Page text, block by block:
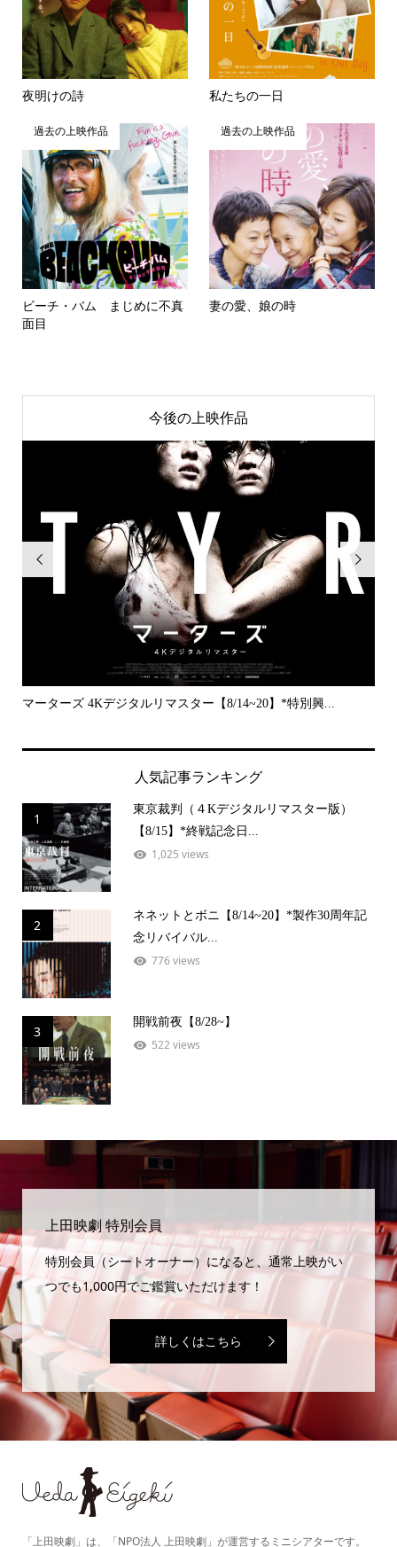
夜明けの詩 私たちの一日
過去の上映作品
ビーチ・バム まじめに不真
面目
過去の上映作品
妻の愛、娘の時
今後の上映作品

マーターズ 4Kデジタルリマスター【8/14~20】*特別興...

人気記事ランキング
1
東京裁判（４Kデジタルリマスター版）
【8/15】*終戦記念日...
1,025 views
2
ネネットとボニ【8/14~20】*製作30周年記
念リバイバル...
776 views
3
開戦前夜【8/28~】
522 views
上田映劇 特別会員
特別会員（シートオーナー）になると、通常上映がい
つでも1,000円でご鑑賞いただけます！
詳しくはこちら
「上田映劇」は、「NPO法人 上田映劇」が運営するミニシアターです。